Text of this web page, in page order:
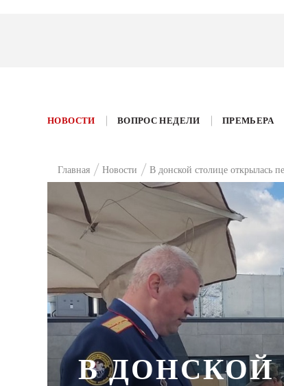
НОВОСТИ ВОПРОС НЕДЕЛИ ПРЕМЬЕРА
Главная Новости В донской столице открылась
В ДОНСКОЙ